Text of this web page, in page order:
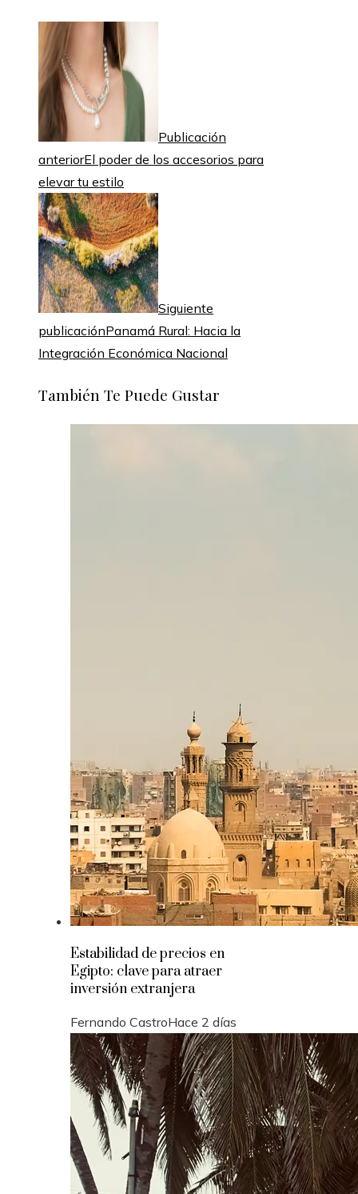
Publicación
anteriorEl poder de los accesorios para
elevar tu estilo
Siguiente
publicaciónPanamá Rural: Hacia la
Integración Económica Nacional
También Te Puede Gustar
Estabilidad de precios en
Egipto: clave para atraer
inversión extranjera
Fernando CastroHace 2 días